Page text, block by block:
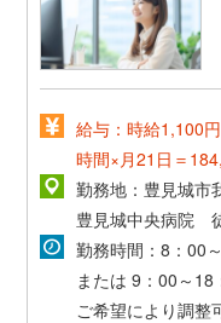
給与：時給1,100
時間×月21日＝
勤務地：豊見城市
豊見城中央病院
勤務時間：8：00
または 9：00～18
ご希望により調整